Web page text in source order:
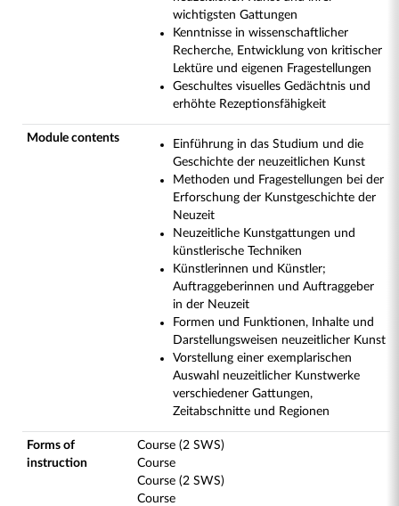
wichtigsten Gattungen
Kenntnisse in wissenschaftlicher
Recherche, Entwicklung von kritischer
Lektüre und eigenen Fragestellungen
Geschultes visuelles Gedächtnis und
erhöhte Rezeptionsfähigkeit
Module contents
Einführung in das Studium und die
Geschichte der neuzeitlichen Kunst
Methoden und Fragestellungen bei der
Erforschung der Kunstgeschichte der
Neuzeit
Neuzeitliche Kunstgattungen und
künstlerische Techniken
Künstlerinnen und Künstler;
Auftraggeberinnen und Auftraggeber
in der Neuzeit
Formen und Funktionen, Inhalte und
Darstellungsweisen neuzeitlicher Kunst
Vorstellung einer exemplarischen
Auswahl neuzeitlicher Kunstwerke
verschiedener Gattungen,
Zeitabschnitte und Regionen
Forms of
instruction
Course (2 SWS)
Course
Course (2 SWS)
Course